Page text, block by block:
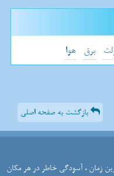
برق هوا
بازگشت به صفحه اصلی
زمان ، آسودگی خاطر در هر مکان